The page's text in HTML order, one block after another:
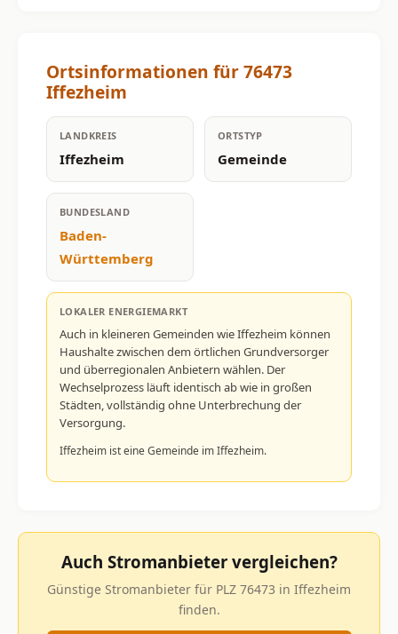
Ortsinformationen für 76473
Iffezheim
LANDKREIS
Iffezheim
ORTSTYP
Gemeinde
BUNDESLAND
Baden-
Württemberg
LOKALER ENERGIEMARKT
Auch in kleineren Gemeinden wie Iffezheim können
Haushalte zwischen dem örtlichen Grundversorger
und überregionalen Anbietern wählen. Der
Wechselprozess läuft identisch ab wie in großen
Städten, vollständig ohne Unterbrechung der
Versorgung.
Iffezheim ist eine Gemeinde im Iffezheim.
Auch Stromanbieter vergleichen?
Günstige Stromanbieter für PLZ 76473 in Iffezheim
finden.